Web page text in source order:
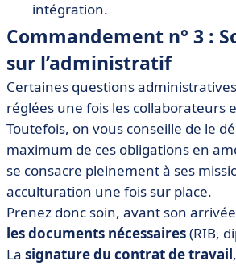
intégration.
Commandement n° 3 :
sur l’administratif
Certaines questions
réglées une fois les collaborateurs
Toutefois, on vous conseille de le
maximum de ces obligations en
se consacre pleinement à ses
acculturation une fois sur place.
Prenez donc soin, avant son
les documents nécessaires(RIB,
La signature du contrat de travail